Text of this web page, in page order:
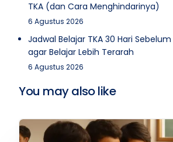
TKA (dan Cara Menghindarinya)
6 Agustus 2026
Jadwal Belajar TKA 30 Hari
agar Belajar Lebih Terarah
6 Agustus 2026
You may also like